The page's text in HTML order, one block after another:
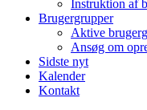
Instruktion af
Brugergrupper
Aktive
Ansøg om
Sidste nyt
Kalender
Kontakt